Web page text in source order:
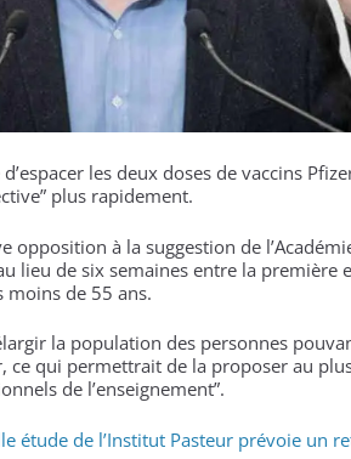
les deux doses de vaccins
plus rapidement.
opposition à la suggestion de
lieu de six semaines entre la première
moins de 55 ans.
la population des personnes
ce qui permettrait de la proposer au
de l’enseignement”.
étude de l’Institut Pasteur prévoie un